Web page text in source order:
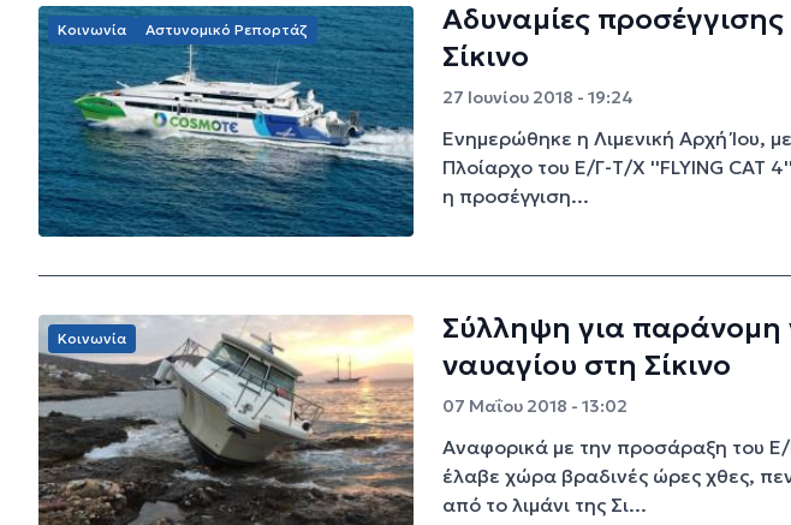
Κοινωνία Αστυνομικό Ρεπορτάζ
Αδυναμίες
Σίκινο
27 Ιουνίου 2018 - 19:24
Ενημερώθηκε η Λιμενική Αρχή Ίου,
Πλοίαρχο του Ε/Γ-Τ/Χ ''FLYING CAT
η προσέγγιση...
Κοινωνία
Σύλληψη για
ναυαγίου στη Σίκινο
07 Μαΐου 2018 - 13:02
Αναφορικά με την προσάραξη του
έλαβε χώρα βραδινές ώρες χθες,
από το λιμάνι της Σι...